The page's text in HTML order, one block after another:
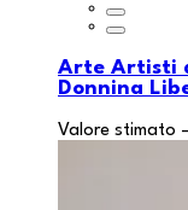
Arte Artisti
Donnina
Valore stimato